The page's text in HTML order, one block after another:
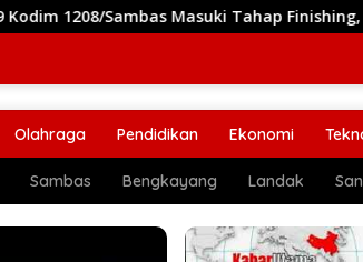
Masuki Tahap Finishing, Segera Siap
Olahraga Pendidikan Ekonomi
Sambas Bengkayang Landak